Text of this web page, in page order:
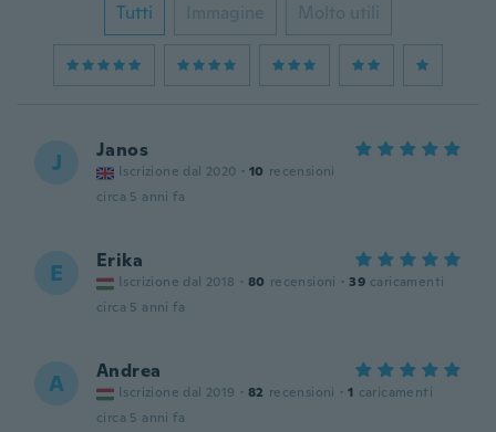
Tutti Immagine Molto utili
J Janos
Iscrizione dal 2020 · 10 recensioni
circa 5 anni fa
E Erika
Iscrizione dal 2018 · 80 recensioni · 39 caricamenti
circa 5 anni fa
A Andrea
Iscrizione dal 2019 · 82 recensioni · 1 caricamenti
circa 5 anni fa